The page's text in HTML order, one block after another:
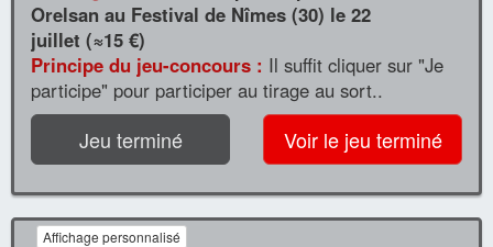
Orelsan au Festival de Nîmes (30) le 22
juillet (≈15 €)
Principe du jeu-concours : Il suffit cliquer sur "Je
participe" pour participer au tirage au sort..
Jeu terminé Voir le jeu terminé
Affichage personnalisé